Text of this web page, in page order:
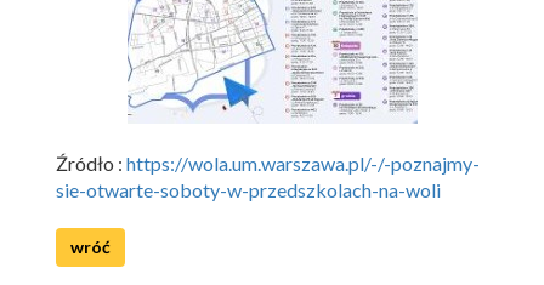
Źródło :https://wola.um.warszawa.pl/-/-poznajmy-
sie-otwarte-soboty-w-przedszkolach-na-woli
wróć